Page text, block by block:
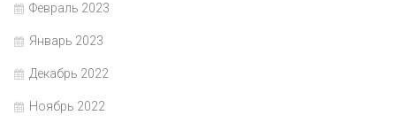
Февраль 2023
Январь 2023
Декабрь 2022
Ноябрь 2022